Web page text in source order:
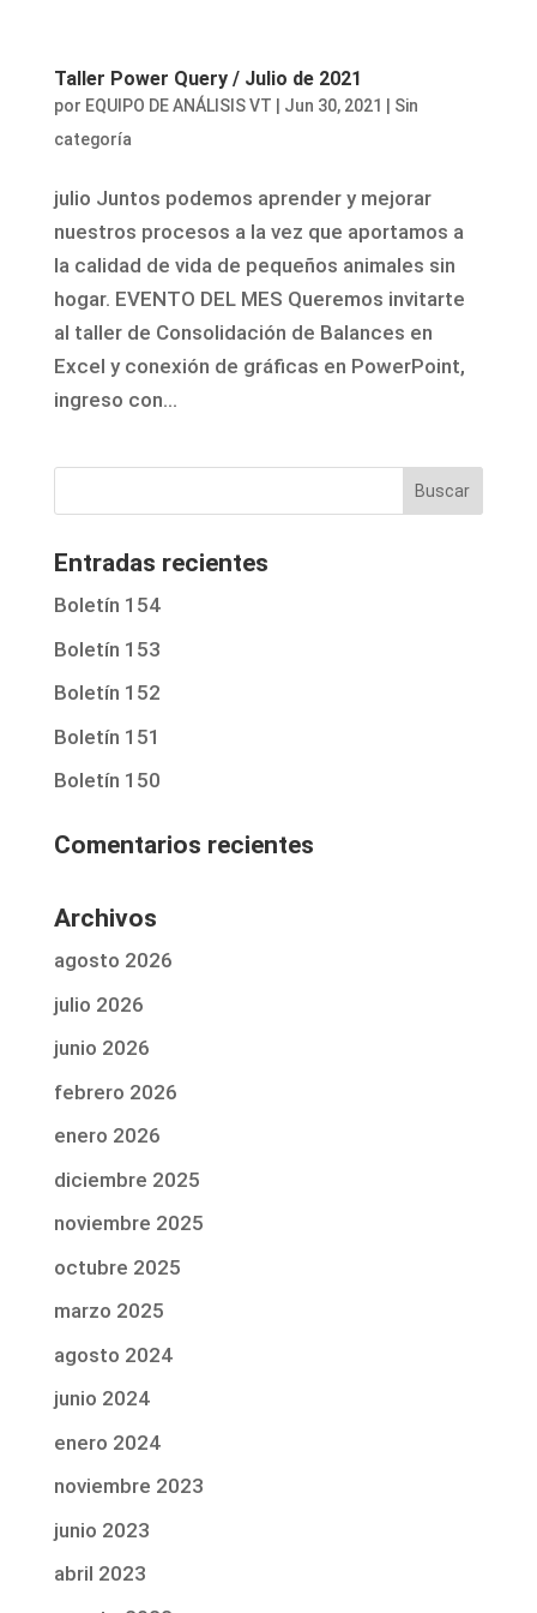
Taller Power Query / Julio de 2021
por EQUIPO DE ANÁLISIS VT Jun 30, 2021
Sin
categoría
julio Juntos podemos aprender y mejorar
nuestros procesos a la vez que aportamos a
la calidad de vida de pequeños animales sin
hogar. EVENTO DEL MES Queremos invitarte
al taller de Consolidación de Balances en
Excel y conexión de gráficas en PowerPoint,
ingreso con...
Entradas recientes
Boletín 154
Boletín 153
Boletín 152
Boletín 151
Boletín 150
Comentarios recientes
Archivos
agosto 2026
julio 2026
junio 2026
febrero 2026
enero 2026
diciembre 2025
noviembre 2025
octubre 2025
marzo 2025
agosto 2024
junio 2024
enero 2024
noviembre 2023
junio 2023
abril 2023